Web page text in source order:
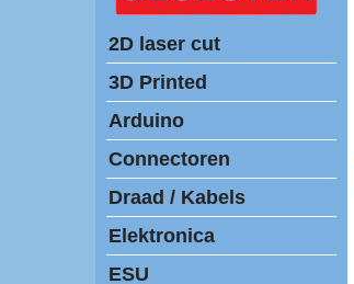
2D laser cut
3D Printed
Arduino
Connectoren
Draad / Kabels
Elektronica
ESU